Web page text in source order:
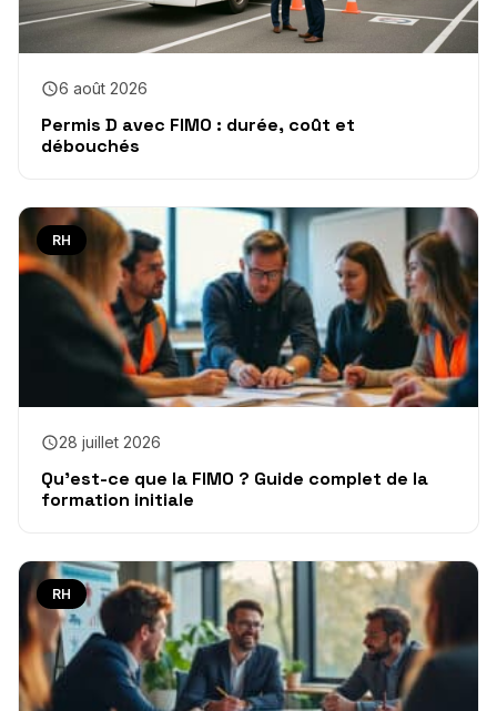
6 août 2026
Permis D avec FIMO : durée, coût et
débouchés
RH
28 juillet 2026
Qu’est-ce que la FIMO ? Guide complet de la
formation initiale
RH